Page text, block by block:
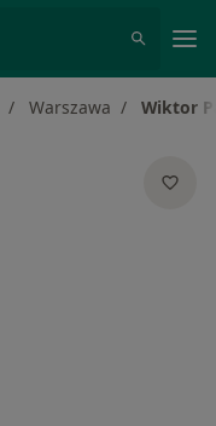
Warszawa Wiktor